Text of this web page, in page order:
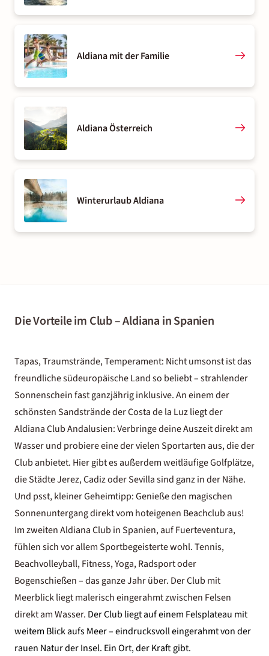
Aldiana mit der Familie
Aldiana Österreich
Winterurlaub Aldiana
Die Vorteile im Club – Aldiana in Spanien
Tapas, Traumstrände, Temperament: Nicht umsonst ist das
freundliche südeuropäische Land so beliebt – strahlender
Sonnenschein fast ganzjährig inklusive. An einem der
schönsten Sandstrände der Costa de la Luz liegt der
Aldiana Club Andalusien: Verbringe deine Auszeit direkt am
Wasser und probiere eine der vielen Sportarten aus, die der
Club anbietet. Hier gibt es außerdem weitläufige Golfplätze,
die Städte Jerez, Cadiz oder Sevilla sind ganz in der Nähe.
Und psst, kleiner Geheimtipp: Genieße den magischen
Sonnenuntergang direkt vom hoteigenen Beachclub aus!
Im zweiten Aldiana Club in Spanien, auf Fuerteventura,
fühlen sich vor allem Sportbegeisterte wohl. Tennis,
Beachvolleyball, Fitness, Yoga, Radsport oder
Bogenschießen – das ganze Jahr über. Der Club mit
Meerblick liegt malerisch eingerahmt zwischen Felsen
direkt am Wasser. Der Club liegt auf einem Felsplateau mit
weitem Blick aufs Meer – eindrucksvoll eingerahmt von der
rauen Natur der Insel. Ein Ort, der Kraft gibt.